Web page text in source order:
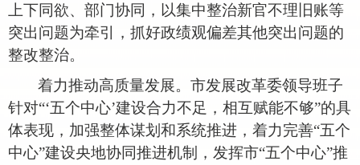
上下同欲、部门协同，以集中整治新官不理旧账等
突出问题为牵引，抓好政绩观偏差其他突出问题的
整改整治。
着力推动高质量发展。市发展改革委领导班子
针对“‘五个中心’建设合力不足，相互赋能不够”的具
体表现，加强整体谋划和系统推进，着力完善“五个
中心”建设央地协同推进机制，发挥市“五个中心”推